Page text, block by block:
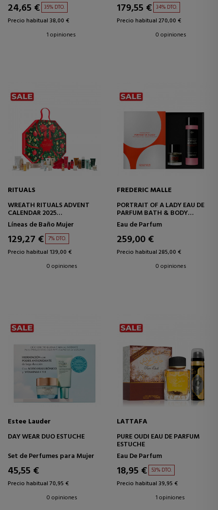
24,65 € 35% DTO.
Precio habitual 38,00 €
1 opiniones
179,55 € 34% DTO.
Precio habitual 270,00 €
0 opiniones
RITUALS
WREATH RITUALS ADVENT
CALENDAR 2025
CALENDARIO DE ADVIENTO
Líneas de Baño Mujer
129,27 € 7% DTO.
Precio habitual 139,00 €
0 opiniones
FREDERIC MALLE
PORTRAIT OF A LADY EAU DE
PARFUM BATH & BODY
RITUAL
ESTUCHE
Eau de Parfum
259,00 €
Precio habitual 285,00 €
0 opiniones
Estee Lauder
DAY WEAR DUO ESTUCHE
Set de Perfumes para Mujer
45,55 €
Precio habitual 70,95 €
0 opiniones
LATTAFA
PURE OUDI EAU DE PARFUM
ESTUCHE
Eau De Parfum
18,95 € 53% DTO.
Precio habitual 39,95 €
1 opiniones